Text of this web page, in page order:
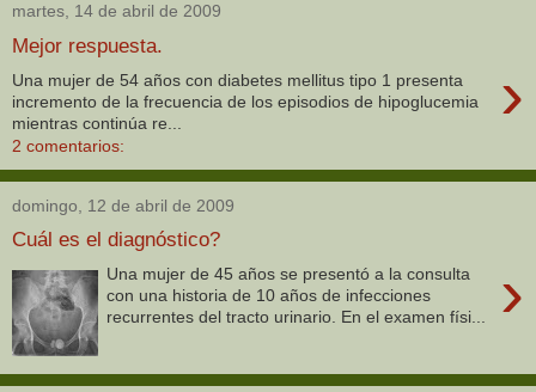
martes, 14 de abril de 2009
Mejor respuesta.
›
Una mujer de 54 años con diabetes mellitus tipo 1 presenta
incremento de la frecuencia de los episodios de hipoglucemia
mientras continúa re...
2 comentarios:
domingo, 12 de abril de 2009
Cuál es el diagnóstico?
›
Una mujer de 45 años se presentó a la consulta
con una historia de 10 años de infecciones
recurrentes del tracto urinario. En el examen físi...